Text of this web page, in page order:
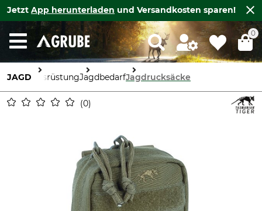
Jetzt App herunterladen und Versandkosten sparen!
0
JAGD AusrüstungJagdbedarfJagdrucksäcke
0